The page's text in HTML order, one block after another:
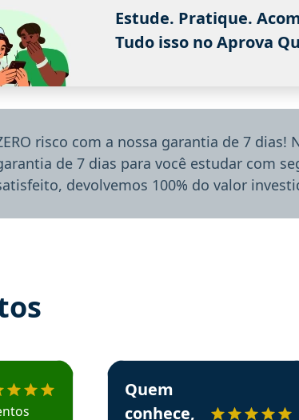
Estude. Pratique.
Tudo isso no Aprova
risco com a nossa garantia de 7
de 7 dias para você estudar com
devolvemos 100% do valor
o Aprova Concursos em depoimento
Estudante Sergio recomenda o
Quem
conhece,